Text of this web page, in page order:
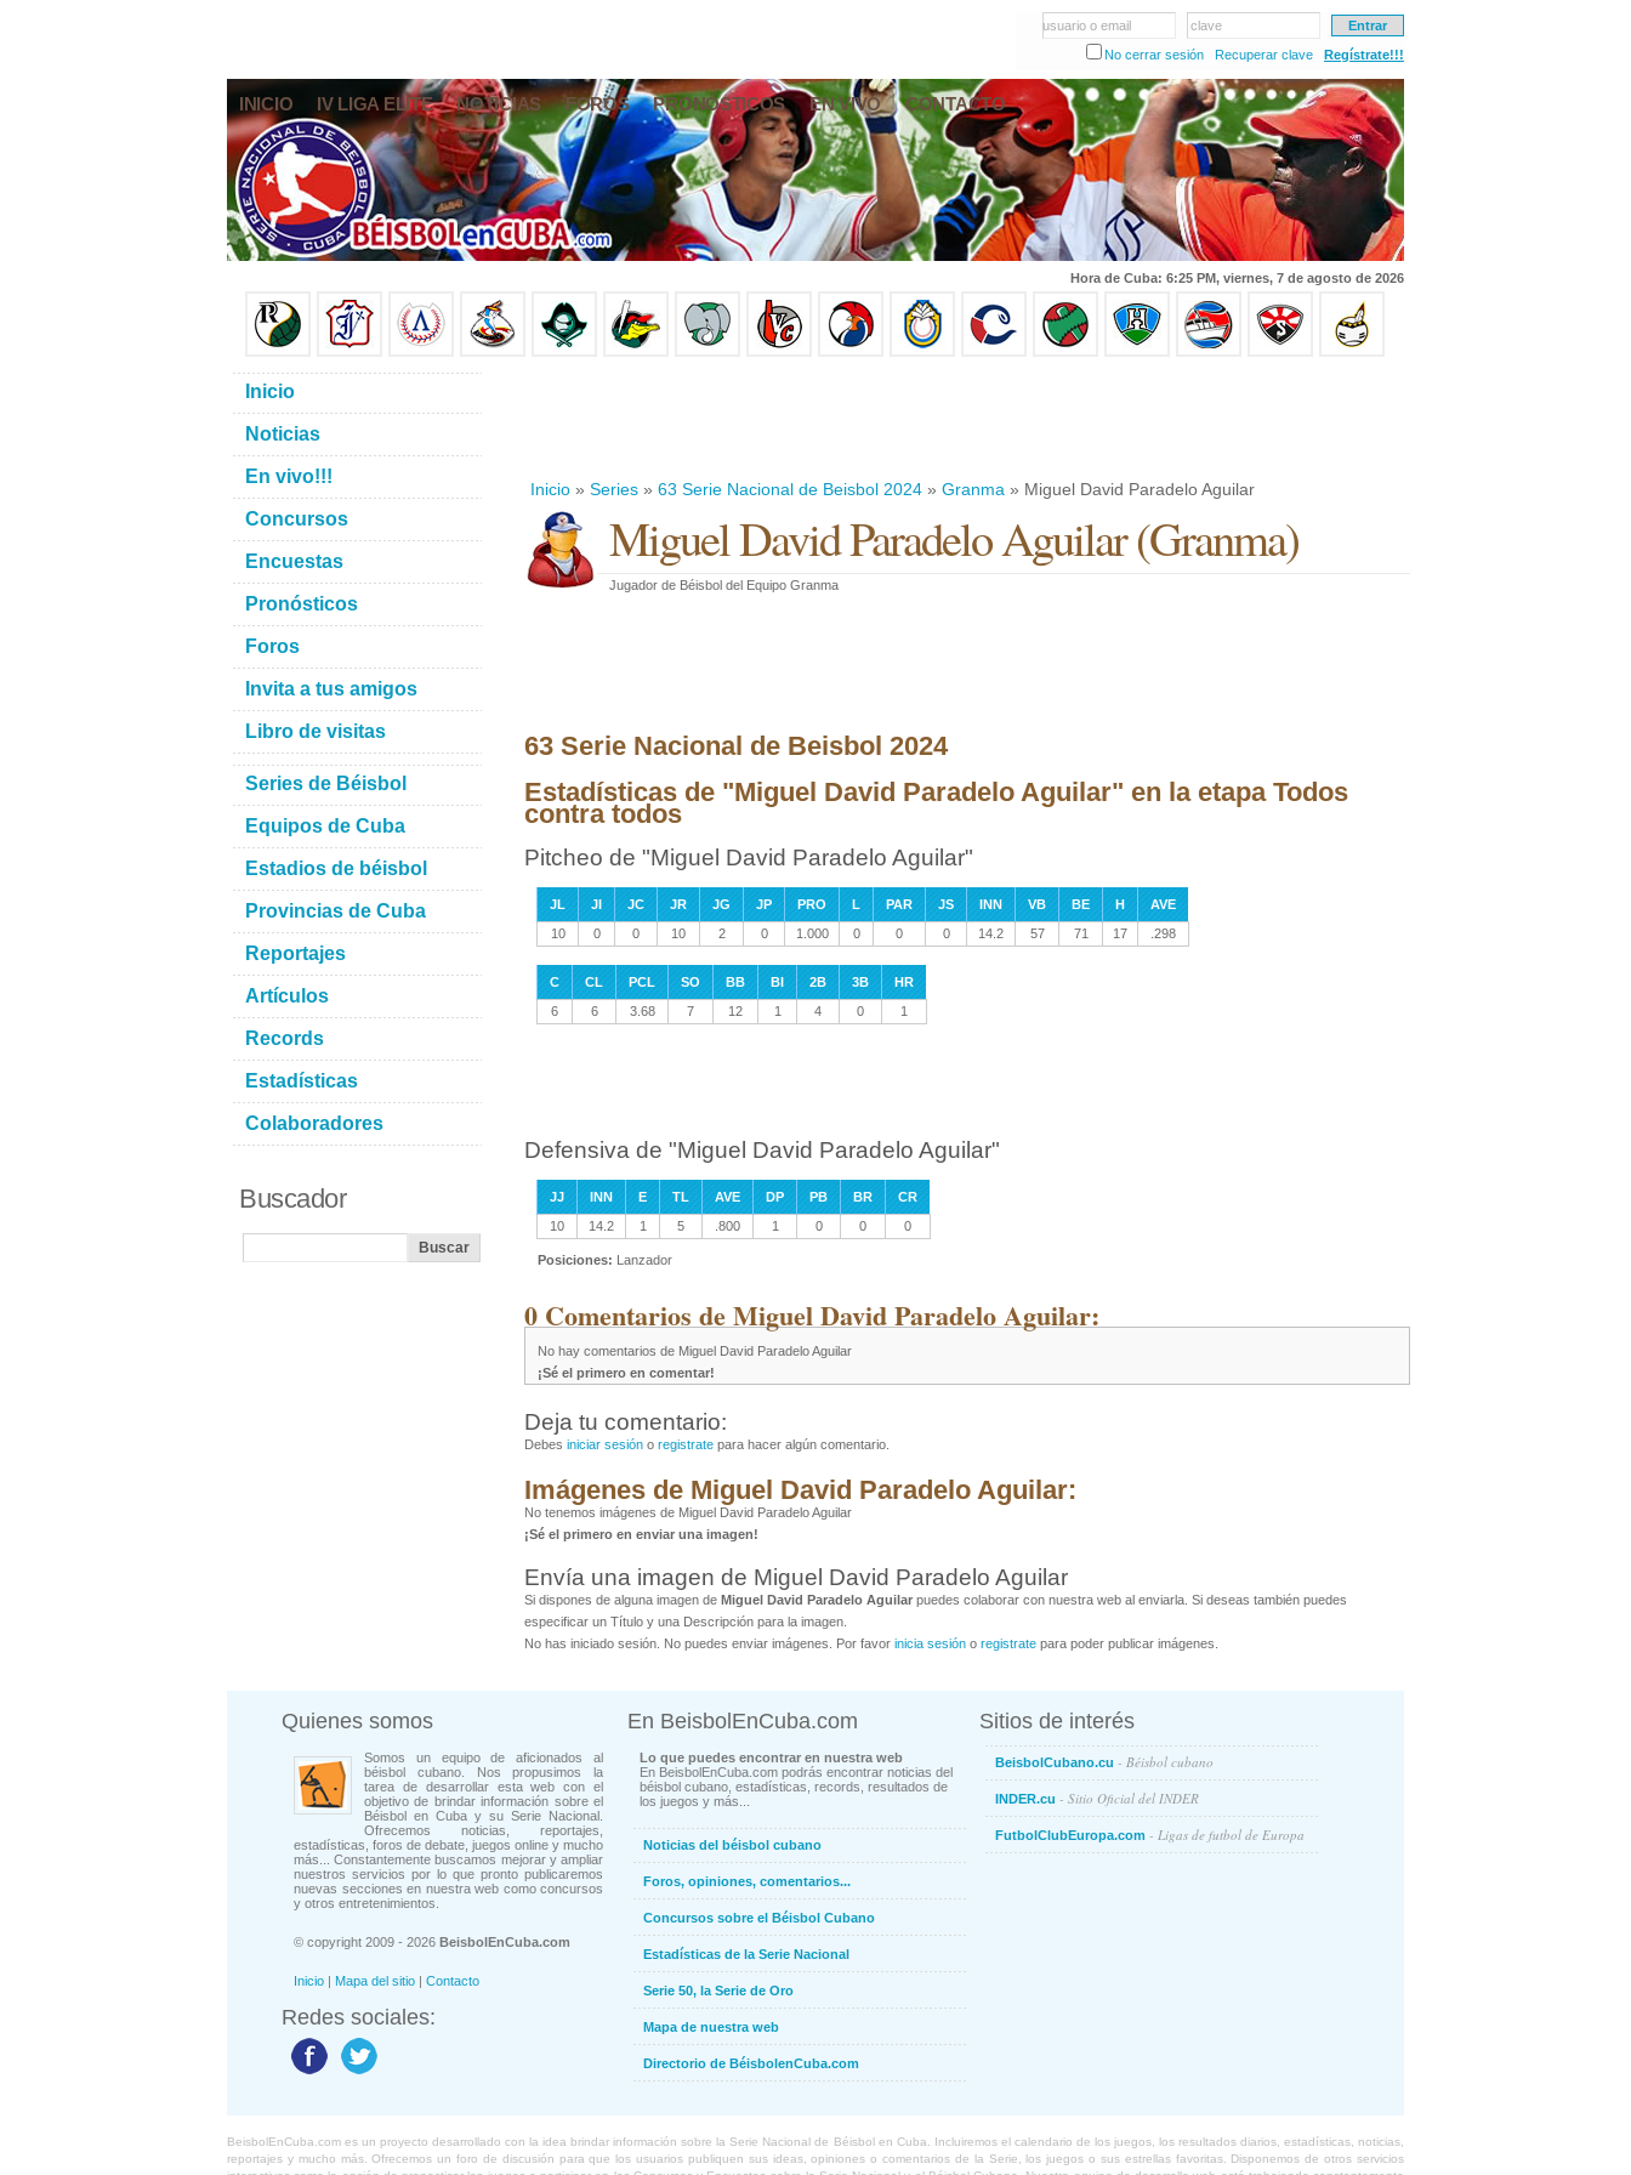
usuario o email
clave
No cerrar sesión
Recuperar clave Regístrate!!!
INICIO IV LIGA ELITE NOTICIAS FOROS PRONÓSTICOS EN VIVO CONTACTO
Hora de Cuba: 6:25 PM, viernes, 7 de agosto de 2026
Inicio » Series » 63 Serie Nacional de Beisbol 2024 » Granma » Miguel David Paradelo Aguilar
Miguel David Paradelo Aguilar(Granma)
Jugador de Béisbol del Equipo Granma
63 Serie Nacional de Beisbol 2024
Estadísticas de "Miguel David Paradelo Aguilar" en la etapa Todos
contra todos
Pitcheo de "Miguel David Paradelo Aguilar"
JL JI JC JR JG JP PRO L PAR JS INN VB BE H
AVE
10
0 0 10 2 0 1.000 0 0 0 14.2 57 71 17 .298
C CL PCL SO BB BI 2B 3B
HR
6
6 3.68 7 12 1 4 0 1
Defensiva de "Miguel David Paradelo Aguilar"
JJ INN E TL AVE DP PB BR
CR
10
14.2 1 5 .800 1 0 0 0
Posiciones: Lanzador
0 Comentarios de Miguel David Paradelo Aguilar:
No hay comentarios de Miguel David Paradelo Aguilar
¡Sé el primero en comentar!
Deja tu comentario:
Debes iniciar sesión o registrate para hacer algún comentario.
Imágenes de Miguel David Paradelo Aguilar:
No tenemos imágenes de Miguel David Paradelo Aguilar
¡Sé el primero en enviar una imagen!
Envía una imagen de Miguel David Paradelo Aguilar
Si dispones de alguna imagen de Miguel David Paradelo Aguilar puedes colaborar con nuestra web al enviarla. Si deseas también puedes
especificar un Título y una Descripción para la imagen.
No has iniciado sesión. No puedes enviar imágenes. Por favor inicia sesión o registrate para poder publicar imágenes.
Inicio
Noticias
En vivo!!!
Concursos
Encuestas
Pronósticos
Foros
Invita a tus amigos
Libro de visitas
Series de Béisbol
Equipos de Cuba
Estadios de béisbol
Provincias de Cuba
Reportajes
Artículos
Records
Estadísticas
Colaboradores
Buscador
Quienes somos
Somos un equipo de aficionados al
béisbol cubano. Nos propusimos la
tarea de desarrollar esta web con el
objetivo de brindar información sobre el
Béisbol en Cuba y su Serie Nacional.
Ofrecemos noticias, reportajes,
estadísticas, foros de debate, juegos online y mucho
más... Constantemente buscamos mejorar y ampliar
nuestros servicios por lo que pronto publicaremos
nuevas secciones en nuestra web como concursos
y otros entretenimientos.
© copyright 2009 - 2026 BeisbolEnCuba.com
Inicio | Mapa del sitio | Contacto
Redes sociales:
En BeisbolEnCuba.com
Lo que puedes encontrar en nuestra web
En BeisbolEnCuba.com podrás encontrar noticias del
béisbol cubano, estadísticas, records, resultados de
los juegos y más...
Noticias del béisbol cubano
Foros, opiniones, comentarios...
Concursos sobre el Béisbol Cubano
Estadísticas de la Serie Nacional
Serie 50, la Serie de Oro
Mapa de nuestra web
Directorio de BéisbolenCuba.com
Sitios de interés
BeisbolCubano.cu - Béisbol cubano
INDER.cu - Sitio Oficial del INDER
FutbolClubEuropa.com - Ligas de futbol de Europa
BeisbolEnCuba.com es un proyecto desarrollado con la idea brindar información sobre la Serie Nacional de Béisbol en Cuba. Incluiremos el calendario de los juegos, los resultados diarios, estadísticas, noticias,
reportajes y mucho más. Ofrecemos un foro de discusión para que los usuarios publiquen sus ideas, opiniones o comentarios de la Serie, los juegos o sus estrellas favoritas. Disponemos de otros servicios